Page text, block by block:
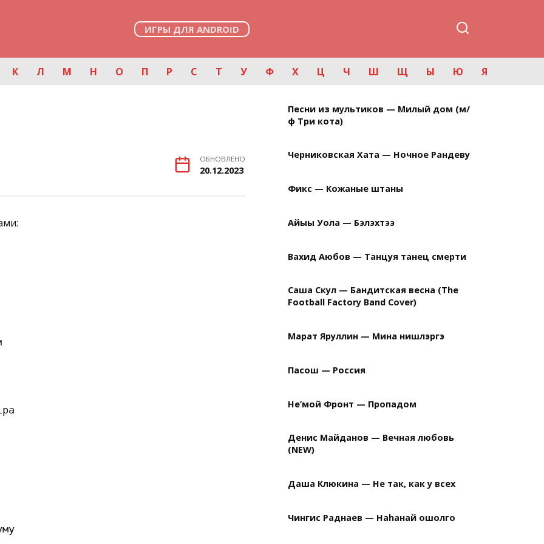
ИГРЫ ДЛЯ ANDROID
К Л М Н О П Р С Т У Ф Х Ц Ч Ш Щ Ы Ю Я
ОБНОВЛЕНО
20.12.2023
Песни из мультиков — Милый дом (м/
ф Три кота)
Черниковская Хата — Ночное Рандеву
Фикс — Кожаные штаны
Айыы Уола — Бэлэхтээ
Вахид Аюбов — Танцуя танец смерти
Саша Скул — Бандитская весна (The
Football Factory Band Cover)
Марат Яруллин — Мина нишлэргэ
Пасош — Россия
Не’мой Фронт — Пропадом
Денис Майданов — Вечная любовь
(NEW)
Даша Клюкина — Не так, как у всех
Чингис Раднаев — Наhанай ошолго